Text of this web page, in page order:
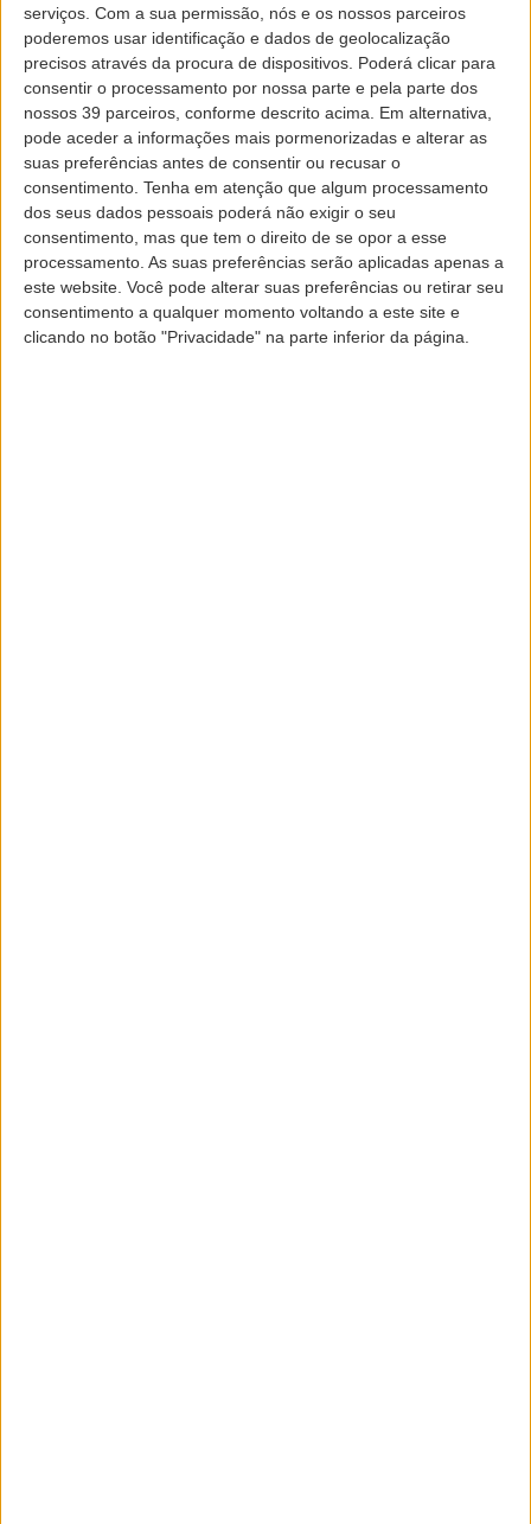
serviços. Com a sua permissão, nós e os nossos parceiros
poderemos usar identificação e dados de geolocalização
precisos através da procura de dispositivos. Poderá clicar para
consentir o processamento por nossa parte e pela parte dos
nossos 39 parceiros, conforme descrito acima. Em alternativa,
pode aceder a informações mais pormenorizadas e alterar as
suas preferências antes de consentir ou recusar o
consentimento. Tenha em atenção que algum processamento
dos seus dados pessoais poderá não exigir o seu
consentimento, mas que tem o direito de se opor a esse
processamento. As suas preferências serão aplicadas apenas a
este website. Você pode alterar suas preferências ou retirar seu
consentimento a qualquer momento voltando a este site e
clicando no botão "Privacidade" na parte inferior da página.
DATA DE PARTIDA
DATA DE REGRESSO
PASSAGEIROS